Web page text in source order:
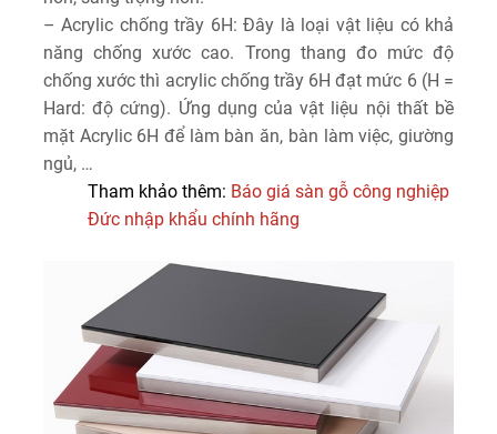
– Acrylic chống trầy 6H: Đây là loại vật liệu có khả
năng chống xước cao. Trong thang đo mức độ
chống xước thì acrylic chống trầy 6H đạt mức 6 (H =
Hard: độ cứng). Ứng dụng của vật liệu nội thất bề
mặt Acrylic 6H để làm bàn ăn, bàn làm việc, giường
ngủ, …
Tham khảo thêm: Báo giá sàn gỗ công nghiệp
Đức nhập khẩu chính hãng